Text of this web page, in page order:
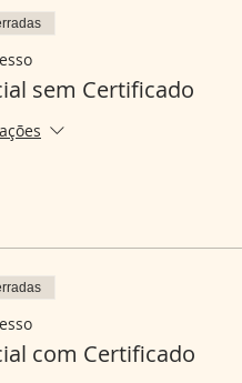
sem Certificado
com Certificado